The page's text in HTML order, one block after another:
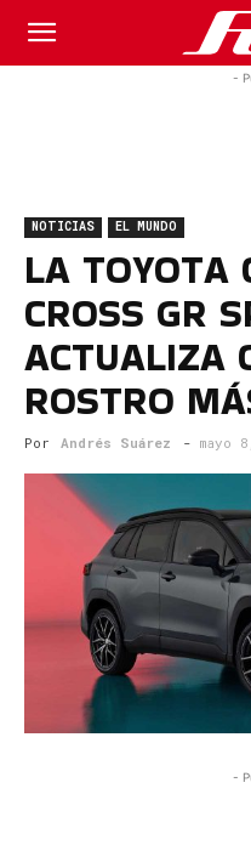
Fuel
Magazine
-
NOTICIAS EL MUNDO
LA TOYOTA
CROSS GR
ACTUALIZA
ROSTRO
Por Andrés Suárez - mayo
-